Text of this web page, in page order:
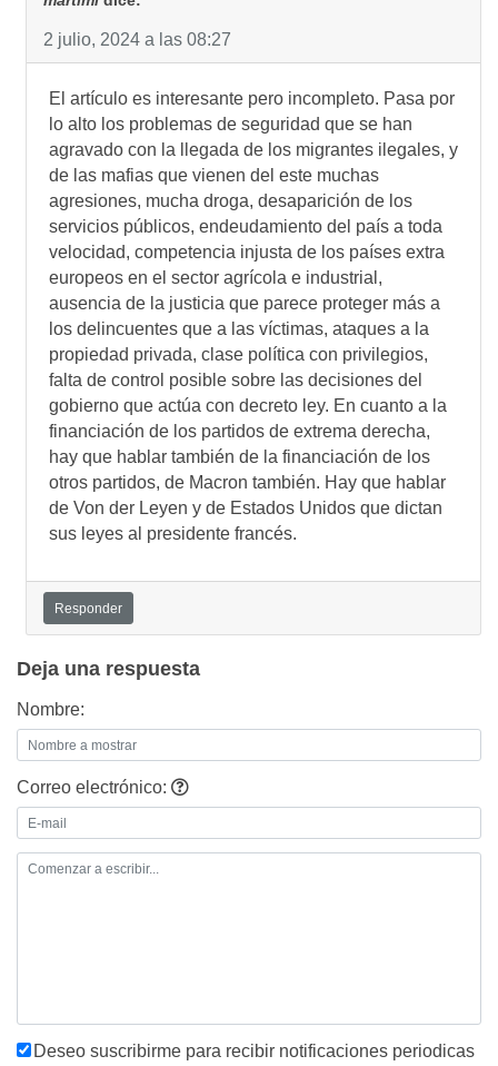
2 julio, 2024 a las 08:27
El artículo es interesante pero incompleto. Pasa por
lo alto los problemas de seguridad que se han
agravado con la llegada de los migrantes ilegales, y
de las mafias que vienen del este muchas
agresiones, mucha droga, desaparición de los
servicios públicos, endeudamiento del país a toda
velocidad, competencia injusta de los países extra
europeos en el sector agrícola e industrial,
ausencia de la justicia que parece proteger más a
los delincuentes que a las víctimas, ataques a la
propiedad privada, clase política con privilegios,
falta de control posible sobre las decisiones del
gobierno que actúa con decreto ley. En cuanto a la
financiación de los partidos de extrema derecha,
hay que hablar también de la financiación de los
otros partidos, de Macron también. Hay que hablar
de Von der Leyen y de Estados Unidos que dictan
sus leyes al presidente francés.
Responder
Deja una respuesta
Nombre:
Correo electrónico:
Deseo suscribirme para recibir notificaciones periodicas